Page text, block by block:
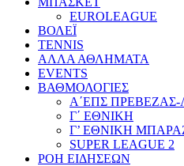
EUROLEAGUE
ΒΟΛΕΪ
TENNIS
ΑΛΛΑ ΑΘΛΗΜΑΤΑ
EVENTS
ΒΑΘΜΟΛΟΓΙΕΣ
Α΄ΕΠΣ
Γ΄ ΕΘΝΙΚΗ
Γ’ ΕΘΝΙΚΗ
SUPER LEAGUE 2
ΡΟΗ ΕΙΔΗΣΕΩΝ